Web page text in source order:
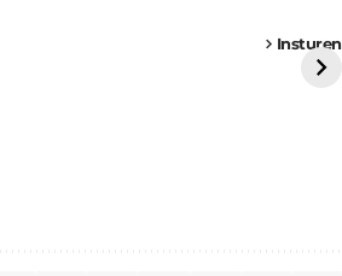
Insturen